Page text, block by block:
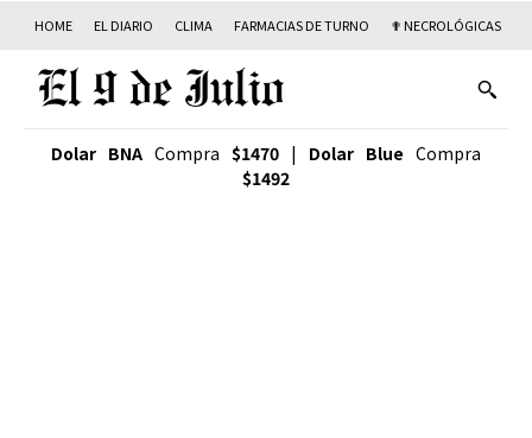
HOME EL DIARIO CLIMA FARMACIAS DE TURNO ✟ NECROLÓGICAS
Dolar BNA Compra $1470 | Dolar Blue Compra
$1492